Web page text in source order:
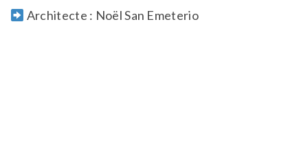
Architecte : Noël San Emeterio